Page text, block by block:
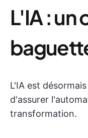
L'IA : un
L'IA est
d'assurer
transformation.